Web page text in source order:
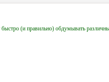
быстро (и правильно) обдумывать